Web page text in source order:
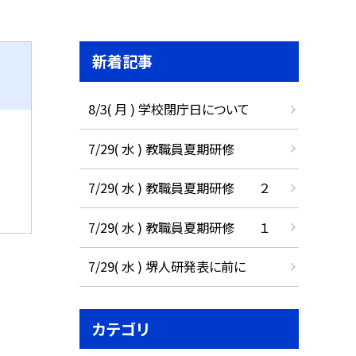
新着記事
8/3( 月 ) 学校閉庁日について
7/29( 水 ) 教職員夏期研修
7/29( 水 ) 教職員夏期研修 ２
7/29( 水 ) 教職員夏期研修 １
7/29( 水 ) 堺人研発表に前に
カテゴリ